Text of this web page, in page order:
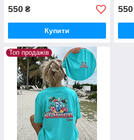
550 ₴
Купити
550
Топ продажів